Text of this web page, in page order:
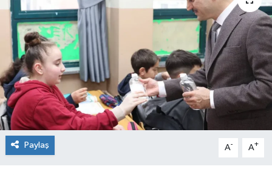
Paylaş A- A+
Spor
Teknoloji
Türkiye